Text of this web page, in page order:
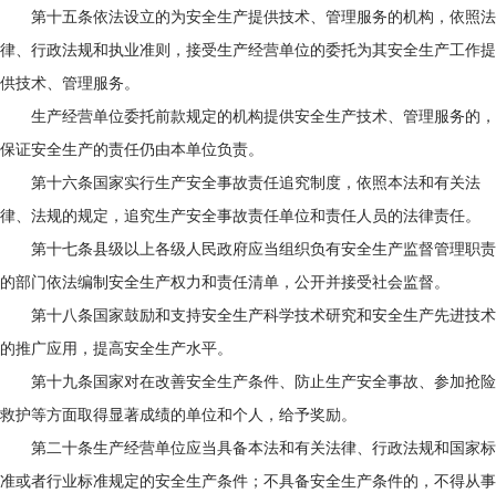
第十五条依法设立的为安全生产提供技术、管理服务的机构，依照法
律、行政法规和执业准则，接受生产经营单位的委托为其安全生产工作提
供技术、管理服务。
生产经营单位委托前款规定的机构提供安全生产技术、管理服务的，
保证安全生产的责任仍由本单位负责。
第十六条国家实行生产安全事故责任追究制度，依照本法和有关法
律、法规的规定，追究生产安全事故责任单位和责任人员的法律责任。
第十七条县级以上各级人民政府应当组织负有安全生产监督管理职责
的部门依法编制安全生产权力和责任清单，公开并接受社会监督。
第十八条国家鼓励和支持安全生产科学技术研究和安全生产先进技术
的推广应用，提高安全生产水平。
第十九条国家对在改善安全生产条件、防止生产安全事故、参加抢险
救护等方面取得显著成绩的单位和个人，给予奖励。
第二十条生产经营单位应当具备本法和有关法律、行政法规和国家标
准或者行业标准规定的安全生产条件；不具备安全生产条件的，不得从事